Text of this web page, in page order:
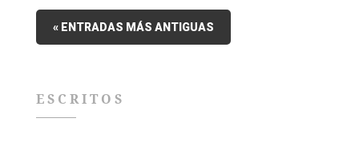
« ENTRADAS MÁS ANTIGUAS
ESCRITOS